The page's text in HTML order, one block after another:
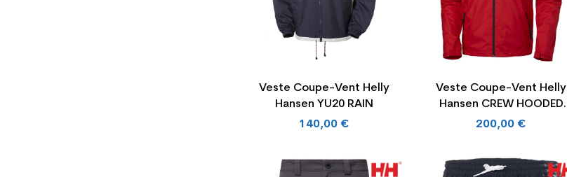
Veste Coupe-Vent Helly
Hansen YU20 RAIN
140,00 €
Veste Coupe-Vent Helly
Hansen CREW HOODED
MIDLAYER
200,00 €